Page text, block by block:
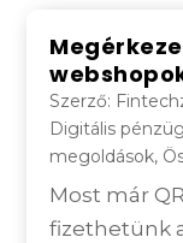
Szerző:
Digitális
megoldások,
Most már
fizethetünk